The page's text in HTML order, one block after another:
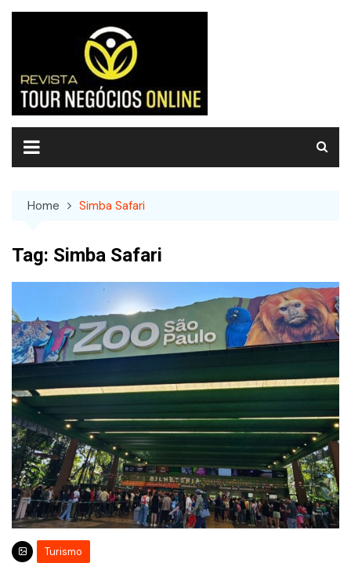
Skip
Home Simba Safari
Tag: Simba Safari
Turismo